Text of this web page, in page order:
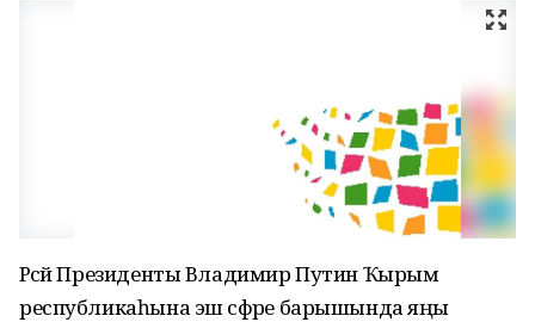
Рәсәй Президенты Владимир Путин Ҡырым
республикаһына эш сәфәре барышында яңы